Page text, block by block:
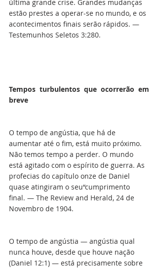
última grande crise. Grandes mudanças
estão prestes a operar-se no mundo, e os
acontecimentos finais serão rápidos. —
Testemunhos Seletos 3:280.
Tempos turbulentos que ocorrerão em
breve
O tempo de angústia, que há de
aumentar até o fim, está muito próximo.
Não temos tempo a perder. O mundo
está agitado com o espírito de guerra. As
profecias do capítulo onze de Daniel
quase atingiram o seu“cumprimento
final. — The Review and Herald, 24 de
Novembro de 1904.
O tempo de angústia — angústia qual
nunca houve, desde que houve nação
(Daniel 12:1) — está precisamente sobre